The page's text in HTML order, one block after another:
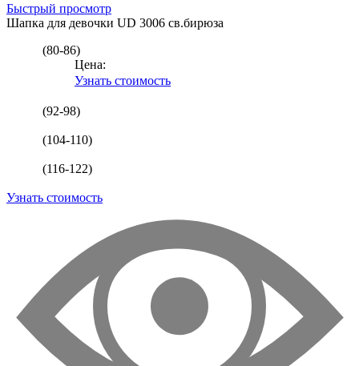
Быстрый просмотр
Шапка для девочки UD 3006 св.бирюза
(80-86)
Цена:
Узнать стоимость
(92-98)
(104-110)
(116-122)
Узнать стоимость